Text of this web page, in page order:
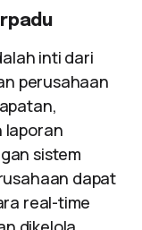
inti dari
perusahaan
laporan
sistem
dapat
real-time